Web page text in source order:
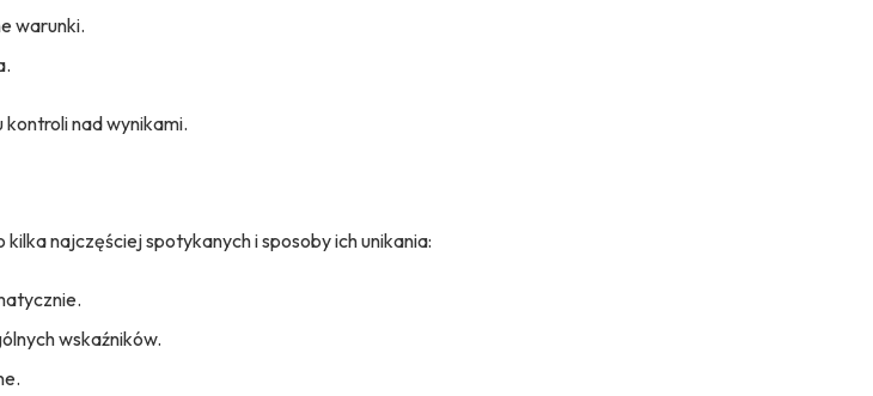
warunki.
nad wynikami.
najczęściej spotykanych i sposoby ich unikania:
wskaźników.